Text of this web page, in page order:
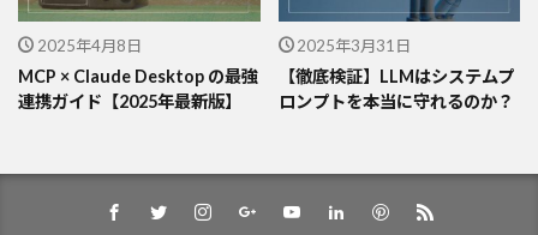
2025年4月8日
MCP × Claude Desktop の最強
連携ガイド【2025年最新版】
2025年3月31日
【徹底検証】LLMはシステムプ
ロンプトを本当に守れるのか？